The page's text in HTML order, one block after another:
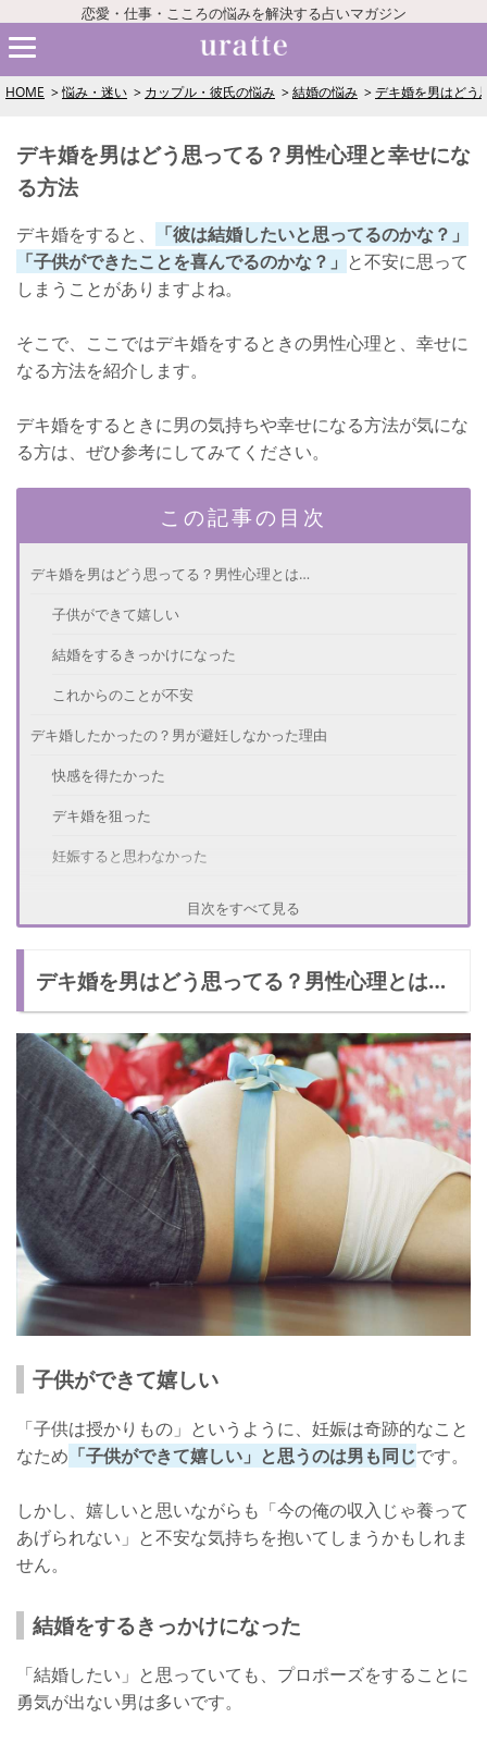
恋愛・仕事・こころの悩みを解決する占いマガジン
HOME 悩み・迷い カップル・彼氏の悩み 結婚の悩み デキ婚を男はどう
デキ婚を男はどう思ってる？男性心理と幸せにな
る方法
デキ婚をすると、
「彼は結婚したいと思ってるのかな？」
「子供ができたことを喜んでるのかな？」 と不安に思って
しまうことがありますよね。
そこで、ここではデキ婚をするときの男性心理と、幸せに
なる方法を紹介します。
デキ婚をするときに男の気持ちや幸せになる方法が気にな
る方は、ぜひ参考にしてみてください。
この記事の目次
デキ婚を男はどう思ってる？男性心理とは…
子供ができて嬉しい
結婚をするきっかけになった
これからのことが不安
デキ婚したかったの？男が避妊しなかった理由
快感を得たかった
デキ婚を狙った
妊娠すると思わなかった
もともと結婚したかった
責任を取らなきゃいけないと思った
デキ婚で幸せになるには？
夫婦関係を良好に保つ
お金の管理をしっかりする
たまには両親を頼る
男性心理もしっかりと把握しておこう！
目次をすべて見る
デキ婚を男はどう思ってる？男性心理とは…
子供ができて嬉しい
「子供は授かりもの」というように、妊娠は奇跡的なこと
なため 「子供ができて嬉しい」と思うのは男も同じです。
しかし、嬉しいと思いながらも「今の俺の収入じゃ養って
あげられない」と不安な気持ちを抱いてしまうかもしれま
せん。
結婚をするきっかけになった
「結婚したい」と思っていても、プロポーズをすることに
勇気が出ない男は多いです。